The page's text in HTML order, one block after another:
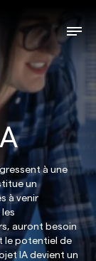
à une
un
à venir
auront besoin
le potentiel de
IA devient un